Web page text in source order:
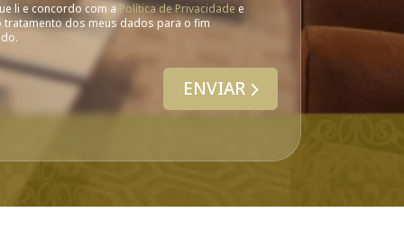
li e concordo com a Política de Privacidade e
tratamento dos meus dados para o fim
ENVIAR